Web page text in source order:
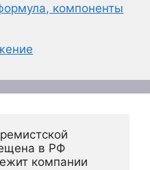
компоненты
в РФ
компании